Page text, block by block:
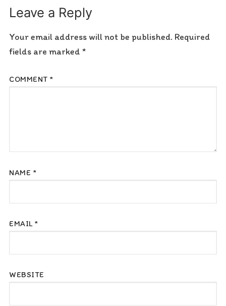
Leave a Reply
Your email address will not be published. Required
fields are marked *
COMMENT *
NAME *
EMAIL *
WEBSITE